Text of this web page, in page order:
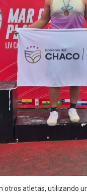
atletas, utilizando